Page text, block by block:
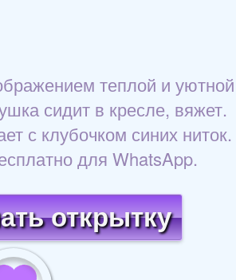
теплой и уютной
сидит в кресле, вяжет.
с клубочком синих ниток.
для WhatsApp.
открытку